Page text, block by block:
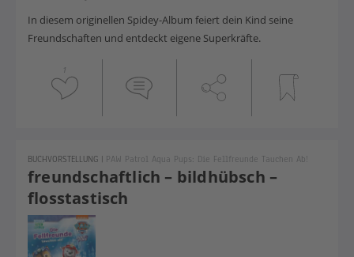
In diesem originellen Spidey-Album feiert dein Kind seine
Freundschaften und entdeckt eigene Superkräfte.
1
freundschaftlich – bildhübsch –
flosstastisch
BUCHVORSTELLUNG | PAW Patrol Aqua Pups: Die Fellfreunde Tauchen Ab!